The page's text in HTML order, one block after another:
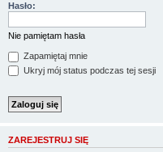
Hasło:
Nie pamiętam hasła
Zapamiętaj mnie
Ukryj mój status podczas tej sesji
ZAREJESTRUJ SIĘ